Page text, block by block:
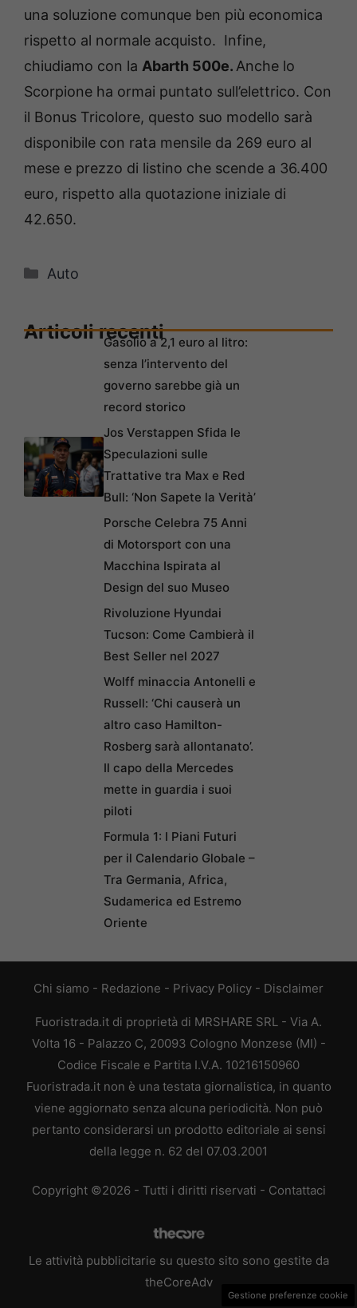
una soluzione comunque ben più economica
rispetto al normale acquisto. Infine,
chiudiamo con la Abarth 500e. Anche lo
Scorpione ha ormai puntato sull’elettrico. Con
il Bonus Tricolore, questo suo modello sarà
disponibile con rata mensile da 269 euro al
mese e prezzo di listino che scende a 36.400
euro, rispetto alla quotazione iniziale di
42.650.
Categorie
Auto
Articoli recentiGasolio a 2,1 euro al litro:
senza l’intervento del
governo sarebbe già un
record storico
Jos Verstappen Sfida le
Speculazioni sulle
Trattative tra Max e Red
Bull: ‘Non Sapete la Verità’
Porsche Celebra 75 Anni
di Motorsport con una
Macchina Ispirata al
Design del suo Museo
Rivoluzione Hyundai
Tucson: Come Cambierà il
Best Seller nel 2027
Wolff minaccia Antonelli e
Russell: ‘Chi causerà un
altro caso Hamilton-
Rosberg sarà allontanato’.
Il capo della Mercedes
mette in guardia i suoi
piloti
Formula 1: I Piani Futuri
per il Calendario Globale –
Tra Germania, Africa,
Sudamerica ed Estremo
Oriente
Chi siamo - Redazione - Privacy Policy - Disclaimer
Fuoristrada.it di proprietà di MRSHARE SRL - Via A.
Volta 16 - Palazzo C, 20093 Cologno Monzese (MI) -
Codice Fiscale e Partita I.V.A. 10216150960
Fuoristrada.it non è una testata giornalistica, in quanto
viene aggiornato senza alcuna periodicità. Non può
pertanto considerarsi un prodotto editoriale ai sensi
della legge n. 62 del 07.03.2001
Copyright ©2026 - Tutti i diritti riservati - Contattaci
Le attività pubblicitarie su questo sito sono gestite da
theCoreAdv
Gestione preferenze cookie